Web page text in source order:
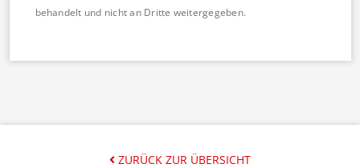
behandelt und nicht an Dritte weitergegeben.
ZURÜCK ZUR ÜBERSICHT